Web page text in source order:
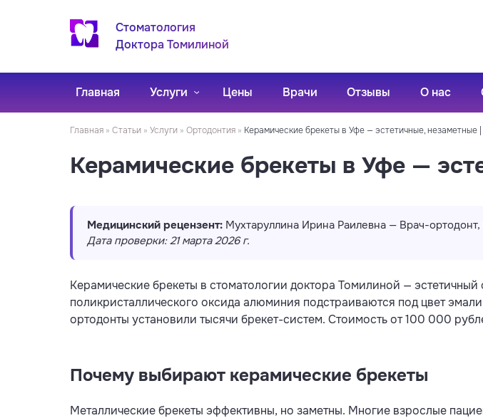
Стоматология
Доктора Томилиной
Главная Услуги Цены Врачи Отзывы О нас
Главная » Статьи » Услуги » Ортодонтия » Керамические брекеты в Уфе — эстетичные, незаметные
Керамические брекеты в Уфе —
Медицинский рецензент: Мухтаруллина Ирина Раилевна — Врач-ортодонт,
Дата проверки: 21 марта 2026 г.
Керамические брекеты в стоматологии доктора Томилиной —
поликристаллического оксида алюминия подстраиваются под цвет
ортодонты установили тысячи брекет-систем. Стоимость от 100 000
Почему выбирают керамические брекеты
Металлические брекеты эффективны, но заметны. Многие взрослые